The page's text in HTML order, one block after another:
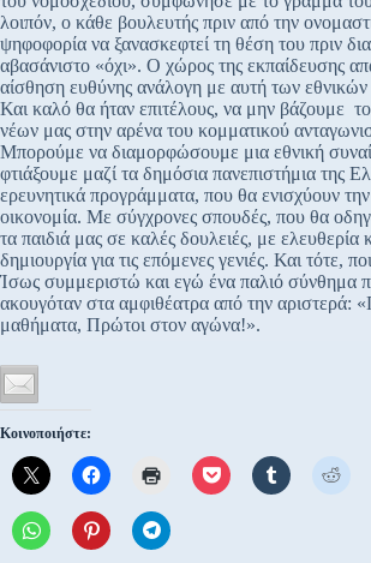
λοιπόν, ο κάθε βουλευτής πριν από την
ψηφοφορία να ξανασκεφτεί τη θέση του πριν
αβασάνιστο «όχι». Ο χώρος της εκπαίδευσης
αίσθηση ευθύνης ανάλογη με αυτή των
Και καλό θα ήταν επιτέλους, να μην βάζουμε
νέων μας στην αρένα του κομματικού
Μπορούμε να διαμορφώσουμε μια εθνική
φτιάξουμε μαζί τα δημόσια πανεπιστήμια της
ερευνητικά προγράμματα, που θα ενισχύουν
οικονομία. Με σύγχρονες σπουδές, που θα
τα παιδιά μας σε καλές δουλειές, με ελευθερία
δημιουργία για τις επόμενες γενιές. Και τότε,
Ίσως συμμεριστώ και εγώ ένα παλιό σύνθημα
ακουγόταν στα αμφιθέατρα από την αριστερά:
μαθήματα, Πρώτοι στον αγώνα!».
Κοινοποιήστε: